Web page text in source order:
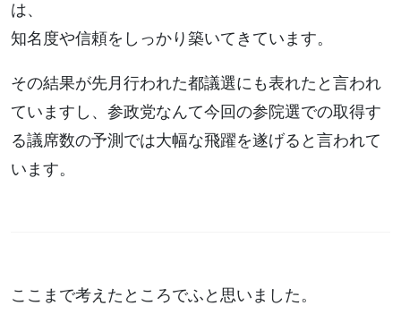
は、
知名度や信頼をしっかり築いてきています。
その結果が先月行われた都議選にも表れたと言われ
ていますし、参政党なんて今回の参院選での取得す
る議席数の予測では大幅な飛躍を遂げると言われて
います。
ここまで考えたところでふと思いました。